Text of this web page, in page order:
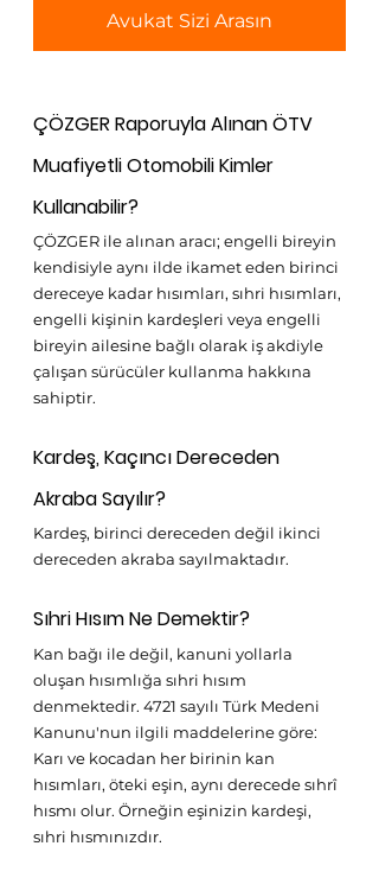
Avukat Sizi Arasın
ÇÖZGER Raporuyla Alınan ÖTV
Muafiyetli Otomobili Kimler
Kullanabilir?
ÇÖZGER ile alınan aracı; engelli bireyin
kendisiyle aynı ilde ikamet eden birinci
dereceye kadar hısımları, sıhri hısımları,
engelli kişinin kardeşleri veya engelli
bireyin ailesine bağlı olarak iş akdiyle
çalışan sürücüler kullanma hakkına
sahiptir.
Kardeş, Kaçıncı Dereceden
Akraba Sayılır?
Kardeş, birinci dereceden değil ikinci
dereceden akraba sayılmaktadır.
Sıhri Hısım Ne Demektir?
Kan bağı ile değil, kanuni yollarla
oluşan hısımlığa sıhri hısım
denmektedir. 4721 sayılı Türk Medeni
Kanunu'nun ilgili maddelerine göre:
Karı ve kocadan her birinin kan
hısımları, öteki eşin, aynı derecede sıhrî
hısmı olur. Örneğin eşinizin kardeşi,
sıhri hısmınızdır.